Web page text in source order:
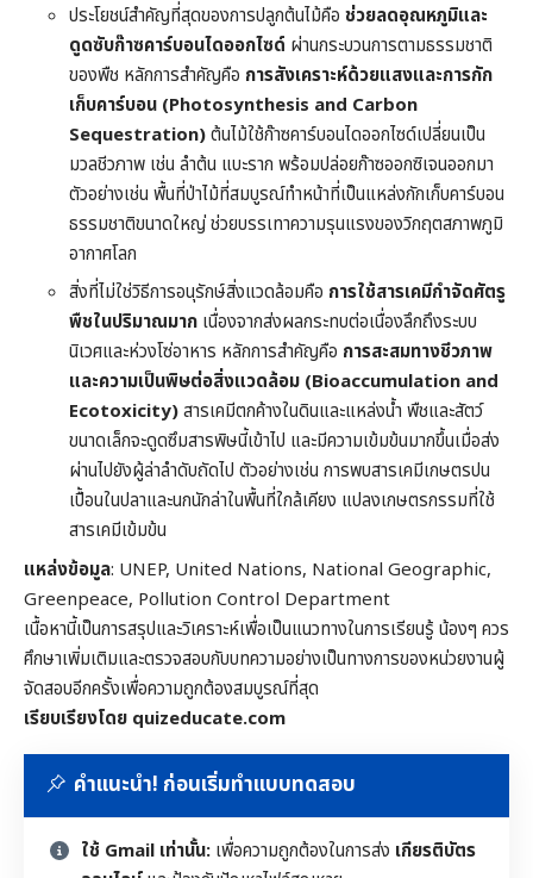
ประโยชน์สำคัญที่สุดของการปลูกต้นไม้คือ ช่วยลดอุณหภูมิและ
ดูดซับก๊าซคาร์บอนไดออกไซด์ ผ่านกระบวนการตามธรรมชาติ
ของพืช หลักการสำคัญคือ การสังเคราะห์ด้วยแสงและการกัก
เก็บคาร์บอน (Photosynthesis and Carbon
Sequestration)ต้นไม้ใช้ก๊าซคาร์บอนไดออกไซด์เปลี่ยนเป็น
มวลชีวภาพ เช่น ลำต้น แบะราก พร้อมปล่อยก๊าซออกซิเจนออกมา
ตัวอย่างเช่น พื้นที่ป่าไม้ที่สมบูรณ์ทำหน้าที่เป็นแหล่งกักเก็บคาร์บอน
ธรรมชาติขนาดใหญ่ ช่วยบรรเทาความรุนแรงของวิกฤตสภาพภูมิ
อากาศโลก
สิ่งที่ไม่ใช่วิธีการอนุรักษ์สิ่งแวดล้อมคือ การใช้สารเคมีกำจัดศัตรู
พืชในปริมาณมากเนื่องจากส่งผลกระทบต่อเนื่องลึกถึงระบบ
นิเวศและห่วงโซ่อาหาร หลักการสำคัญคือ การสะสมทางชีวภาพ
และความเป็นพิษต่อสิ่งแวดล้อม (Bioaccumulation and
Ecotoxicity)สารเคมีตกค้างในดินและแหล่งน้ำ พืชและสัตว์
ขนาดเล็กจะดูดซึมสารพิษนี้เข้าไป และมีความเข้มข้นมากขึ้นเมื่อส่ง
ผ่านไปยังผู้ล่าลำดับถัดไป ตัวอย่างเช่น การพบสารเคมีเกษตรปน
เปื้อนในปลาและนกนักล่าในพื้นที่ใกล้เคียง แปลงเกษตรกรรมที่ใช้
สารเคมีเข้มข้น
แหล่งข้อมูล: UNEP, United Nations, National Geographic,
Greenpeace, Pollution Control Department
เนื้อหานี้เป็นการสรุปและวิเคราะห์เพื่อเป็นแนวทางในการเรียนรู้ น้องๆ ควร
ศึกษาเพิ่มเติมและตรวจสอบกับบทความอย่างเป็นทางการของหน่วยงานผู้
จัดสอบอีกครั้งเพื่อความถูกต้องสมบูรณ์ที่สุด
เรียบเรียงโดย quizeducate.com
คำแนะนำ! ก่อนเริ่มทำแบบทดสอบ
ใช้ Gmail เท่านั้น: เพื่อความถูกต้องในการส่ง เกียรติบัตร